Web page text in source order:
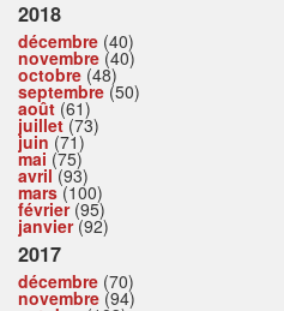
2018
décembre (40)
novembre (40)
octobre (48)
septembre (50)
août (61)
juillet(73)
juin (71)
mai (75)
avril(93)
mars(100)
février(95)
janvier(92)
2017
décembre (70)
novembre (94)